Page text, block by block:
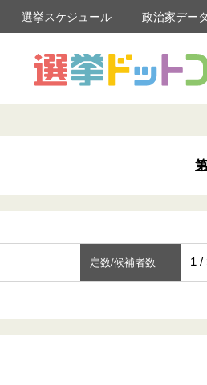
選挙スケジュール 政治家データ
定数/候補者数 1 /